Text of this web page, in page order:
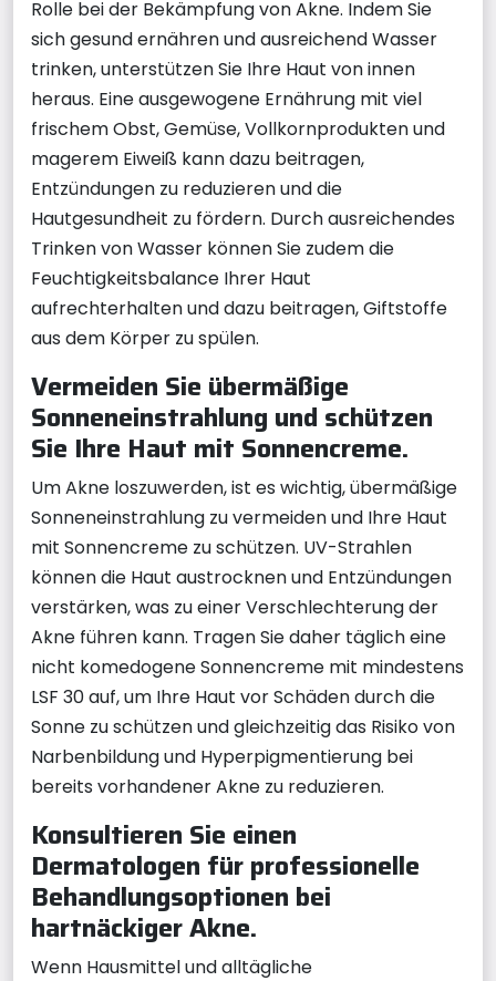
Rolle bei der Bekämpfung von Akne. Indem Sie
sich gesund ernähren und ausreichend Wasser
trinken, unterstützen Sie Ihre Haut von innen
heraus. Eine ausgewogene Ernährung mit viel
frischem Obst, Gemüse, Vollkornprodukten und
magerem Eiweiß kann dazu beitragen,
Entzündungen zu reduzieren und die
Hautgesundheit zu fördern. Durch ausreichendes
Trinken von Wasser können Sie zudem die
Feuchtigkeitsbalance Ihrer Haut
aufrechterhalten und dazu beitragen, Giftstoffe
aus dem Körper zu spülen.
Vermeiden Sie übermäßige
Sonneneinstrahlung und schützen
Sie Ihre Haut mit Sonnencreme.
Um Akne loszuwerden, ist es wichtig, übermäßige
Sonneneinstrahlung zu vermeiden und Ihre Haut
mit Sonnencreme zu schützen. UV-Strahlen
können die Haut austrocknen und Entzündungen
verstärken, was zu einer Verschlechterung der
Akne führen kann. Tragen Sie daher täglich eine
nicht komedogene Sonnencreme mit mindestens
LSF 30 auf, um Ihre Haut vor Schäden durch die
Sonne zu schützen und gleichzeitig das Risiko von
Narbenbildung und Hyperpigmentierung bei
bereits vorhandener Akne zu reduzieren.
Konsultieren Sie einen
Dermatologen für professionelle
Behandlungsoptionen bei
hartnäckiger Akne.
Wenn Hausmittel und alltägliche